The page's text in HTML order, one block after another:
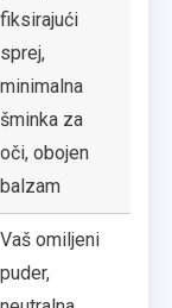
fiksirajući
sprej,
minimalna
šminka za
oči, obojen
balzam
Vaš omiljeni
puder,